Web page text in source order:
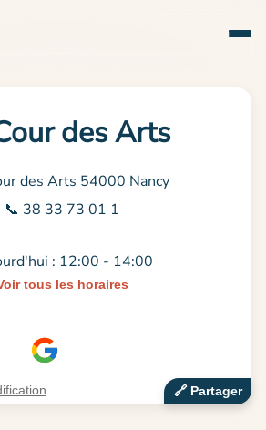
des Arts
des Arts 54000 Nancy
📞 38 33 73 01 1
: 12:00 - 14:00
tous les horaires
🔗‍️ Partager